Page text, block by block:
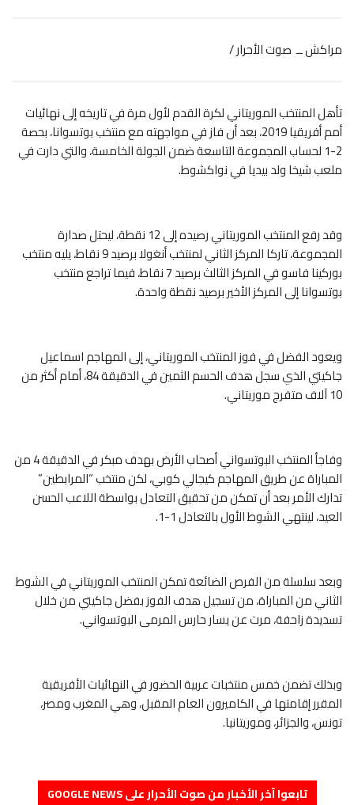
مراكش ــ صوت الأحرار /
تأهل المنتخب الموريتاني لكرة القدم لأول مرة في تاريخه إلى نهائيات
أمم أفريقيا 2019،
بعد أن فاز في مواجهته مع منتخب بوتسوانا، بحصة
2-1 لحساب المجموعة التاسعة ضمن الجولة الخامسة، والتي دارت في
ملعب شيخا ولد بيديا في نواكشوط.
وقد رفع المنتخب الموريتاني رصيده إلى 12 نقطة، ليحتل صدارة
المجموعة، تاركا المركز الثاني لمنتخب أنغولا برصيد 9 نقاط، يليه منتخب
بوركينا فاسو في المركز الثالث برصيد 7 نقاط، فيما تراجع منتخب
بوتسوانا إلى المركز الأخير برصيد نقطة واحدة.
ويعود الفضل في فوز المنتخب الموريتاني، إلى المهاجم اسماعيل
جاكيتي الذي سجل هدف الحسم الثمين في الدقيقة 84، أمام أكثر من
10 آلاف متفرج موريتاني.
وفاجأ المنتخب البوتسواني أصحاب الأرض بهدف مبكر في الدقيقة 4 من
المباراة عن طريق المهاجم كيجالي كوبي، لكن منتخب “المرابطين”
تدارك الأمر بعد أن تمكن من تحقيق التعادل بواسطة اللاعب الحسن
العيد، لينتهي الشوط الأول بالتعادل 1-1.
وبعد سلسلة من الفرص الضائعة تمكن المنتخب الموريتاني في الشوط
الثاني من المباراة، من تسجيل هدف الفوز بفضل جاكيتي من خلال
تسديدة زاحفة، مرت عن يسار حارس المرمى البوتسواني.
وبذلك تضمن خمس منتخبات عربية الحضور في النهائيات الأفريقية
المقرر إقامتها في الكاميرون العام المقبل، وهي المغرب ومصر،
تونس، والجزائر، وموريتانيا.
تابعوا آخر الأخبار من صوت الأحرار على GOOGLE NEWS